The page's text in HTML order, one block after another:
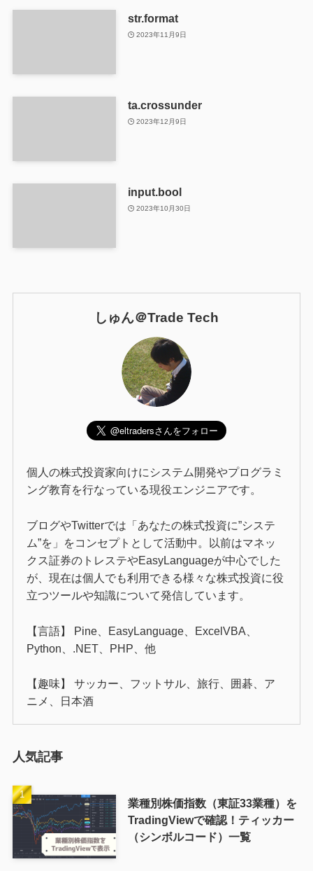
str.format
2023年11月9日
ta.crossunder
2023年12月9日
input.bool
2023年10月30日
しゅん＠Trade Tech
個人の株式投資家向けにシステム開発やプログラミ
ング教育を行なっている現役エンジニアです。
ブログやTwitterでは「あなたの株式投資に”システ
ム”を」をコンセプトとして活動中。以前はマネッ
クス証券のトレステやEasyLanguageが中心でした
が、現在は個人でも利用できる様々な株式投資に役
立つツールや知識について発信しています。
【言語】 Pine、EasyLanguage、ExcelVBA、
Python、.NET、PHP、他
【趣味】 サッカー、フットサル、旅行、囲碁、ア
ニメ、日本酒
人気記事
業種別株価指数（東証33業種）を
TradingViewで確認！ティッカー
（シンボルコード）一覧